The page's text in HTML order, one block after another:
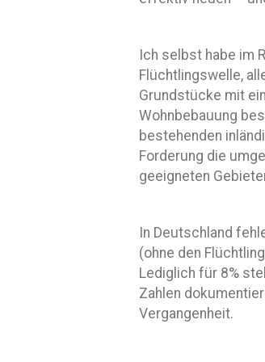
Ich selbst habe im
Flüchtlingswelle,
Grundstücke mit
Wohnbebauung
bestehenden
Forderung die
geeigneten
In Deutschland
(ohne den
Lediglich für 8%
Zahlen
Vergangenheit.